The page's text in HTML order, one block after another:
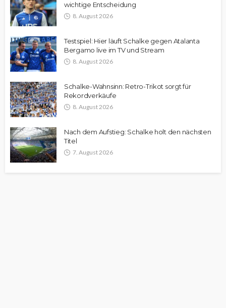
wichtige Entscheidung
8. August 2026
Testspiel: Hier läuft Schalke gegen Atalanta
Bergamo live im TV und Stream
8. August 2026
Schalke-Wahnsinn: Retro-Trikot sorgt für
Rekordverkäufe
8. August 2026
Nach dem Aufstieg: Schalke holt den nächsten
Titel
7. August 2026